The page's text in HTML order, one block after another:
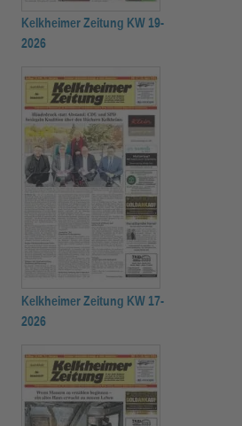
Kelkheimer Zeitung KW 19-
2026
Kelkheimer Zeitung KW 17-
2026